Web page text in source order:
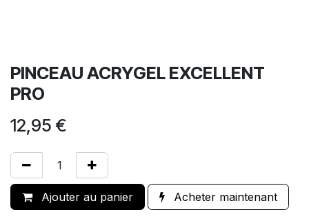
PINCEAU ACRYGEL EXCELLENT
PRO
12,95 €
Ajouter au panier Acheter maintenant